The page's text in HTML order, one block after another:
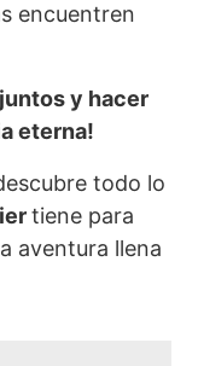
encuentren
y hacer
eterna!
todo lo
tiene para
aventura llena